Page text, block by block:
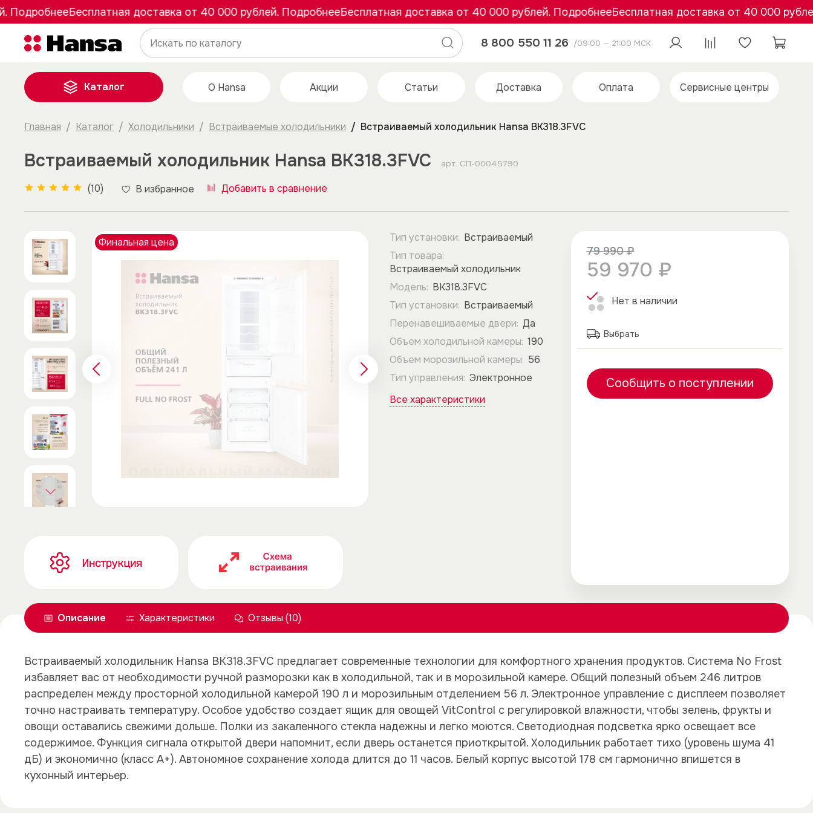
Бесплатная доставка от 40 000 рублей. ПодробнееБесплатная доставка от 40 000 рублей. ПодробнееБесплатная доставка от 40 000 рублей.
8 800 550 11 26 /09:00 — 21:00 МСК
Каталог О Hansa Акции Статьи Доставка Оплата Сервисные центры
Главная Каталог Холодильники Встраиваемые холодильники Встраиваемый холодильник Hansa BK318.3FVC
×
Финальная цена
Встраиваемый холодильник Hansa BK318.3FVC арт. СП-00045790
(10) В избранное Добавить в сравнение
79 990 ₽
59 970 ₽
Нет в наличии
Выбрать
Сообщить о поступлении
Тип установки: Встраиваемый
Тип товара:
Встраиваемый холодильник
Модель: BK318.3FVC
Тип установки: Встраиваемый
Перенавешиваемые двери: Да
Объем холодильной камеры: 190
Объем морозильной камеры: 56
Тип управления: Электронное
Все характеристики
×
Описание Характеристики Отзывы (10)
Встраиваемый холодильник Hansa BK318.3FVC предлагает современные технологии для комфортного хранения продуктов. Система No Frost
избавляет вас от необходимости ручной разморозки как в холодильной, так и в морозильной камере. Общий полезный объем 246 литров
распределен между просторной холодильной камерой 190 л и морозильным отделением 56 л. Электронное управление с дисплеем позволяет
точно настраивать температуру. Особое удобство создает ящик для овощей VitControl с регулировкой влажности, чтобы зелень, фрукты и
овощи оставались свежими дольше. Полки из закаленного стекла надежны и легко моются. Светодиодная подсветка ярко освещает все
содержимое. Функция сигнала открытой двери напомнит, если дверь останется приоткрытой. Холодильник работает тихо (уровень шума 41
дБ) и экономично (класс А+). Автономное сохранение холода длится до 11 часов. Белый корпус высотой 178 см гармонично впишется в
кухонный интерьер.